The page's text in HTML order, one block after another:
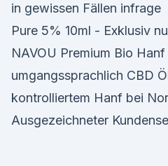
in gewissen Fällen
Pure 5% 10ml - Exklusiv
NAVOU Premium Bio
umgangssprachlich CBD
kontrolliertem Hanf bei
Ausgezeichneter